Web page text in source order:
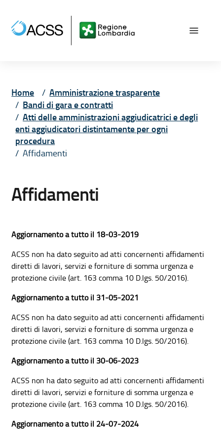
Home
Amministrazione trasparente
Bandi di gara e contratti
Atti delle amministrazioni aggiudicatrici e degli
enti aggiudicatori distintamente per ogni
procedura
Affidamenti
Affidamenti
Aggiornamento a tutto il 18-03-2019
ACSS non ha dato seguito ad atti concernenti affidamenti
diretti di lavori, servizi e forniture di somma urgenza e
protezione civile (art. 163 comma 10 D.lgs. 50/2016).
Aggiornamento a tutto il 31-05-2021
ACSS non ha dato seguito ad atti concernenti affidamenti
diretti di lavori, servizi e forniture di somma urgenza e
protezione civile (art. 163 comma 10 D.lgs. 50/2016).
Aggiornamento a tutto il 30-06-2023
ACSS non ha dato seguito ad atti concernenti affidamenti
diretti di lavori, servizi e forniture di somma urgenza e
protezione civile (art. 163 comma 10 D.lgs. 50/2016).
Aggiornamento a tutto il 24-07-2024